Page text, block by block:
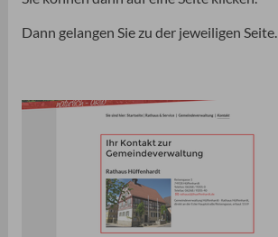
Dann gelangen Sie zu der jeweiligen Seite.